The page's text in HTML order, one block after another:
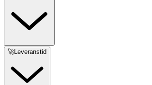
🚀Leveranstid